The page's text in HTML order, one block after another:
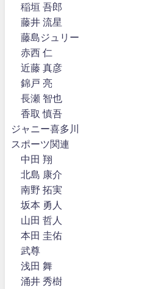
稲垣 吾郎
藤井 流星
藤島ジュリー
赤西 仁
近藤 真彦
錦戸 亮
長瀬 智也
香取 慎吾
ジャニー喜多川
スポーツ関連
中田 翔
北島 康介
南野 拓実
坂本 勇人
山田 哲人
本田 圭佑
武尊
浅田 舞
涌井 秀樹